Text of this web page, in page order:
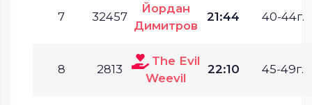
7 32457
Йордан
Димитров
21:44 40-44г.
8 2813
The Evil
Weevil
22:10 45-49г.